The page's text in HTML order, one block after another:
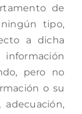
de
tipo,
a dicha
pero no
o su